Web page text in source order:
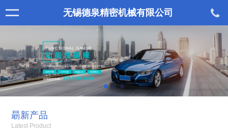
无锡德泉精密机械有限公司
朂新产品
Latest Product